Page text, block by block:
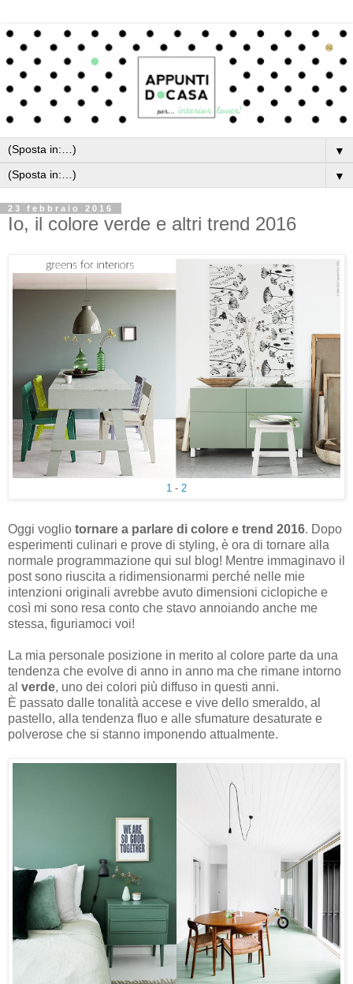
▼
▼
23 febbraio 2016
Io, il colore verde e altri trend 2016
1 - 2
Oggi voglio tornare a parlare di colore e trend 2016. Dopo
esperimenti culinari e prove di styling, è ora di tornare alla
normale programmazione qui sul blog! Mentre immaginavo il
post sono riuscita a ridimensionarmi perché nelle mie
intenzioni originali avrebbe avuto dimensioni ciclopiche e
così mi sono resa conto che stavo annoiando anche me
stessa, figuriamoci voi!
La mia personale posizione in merito al colore parte da una
tendenza che evolve di anno in anno ma che rimane intorno
al verde, uno dei colori più diffuso in questi anni.
È passato dalle tonalità accese e vive dello smeraldo, al
pastello, alla tendenza fluo e alle sfumature desaturate e
polverose che si stanno imponendo attualmente.